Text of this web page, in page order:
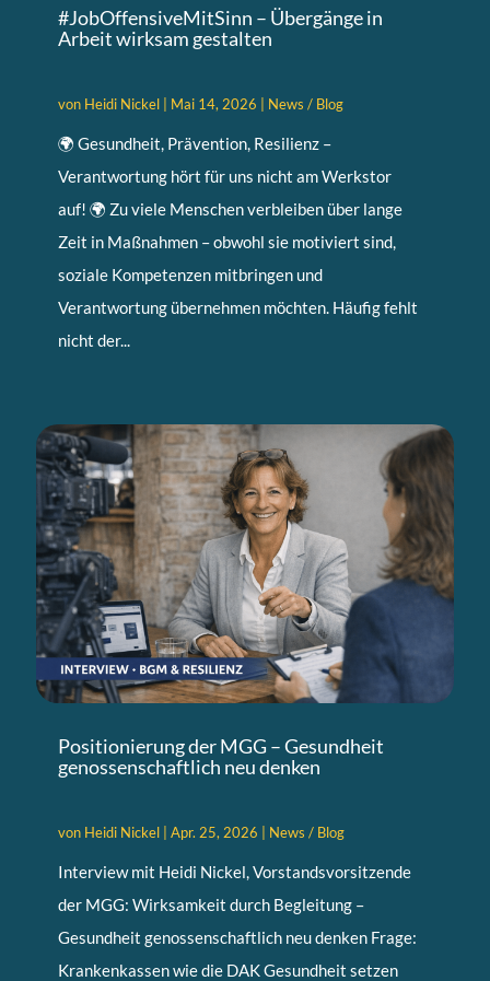
#JobOffensiveMitSinn – Übergänge in
Arbeit wirksam gestalten
von Heidi Nickel| Mai 14, 2026 News / Blog
🌍 Gesundheit, Prävention, Resilienz –
Verantwortung hört für uns nicht am Werkstor
auf! 🌍 Zu viele Menschen verbleiben über lange
Zeit in Maßnahmen – obwohl sie motiviert sind,
soziale Kompetenzen mitbringen und
Verantwortung übernehmen möchten. Häufig fehlt
nicht der...
Positionierung der MGG – Gesundheit
genossenschaftlich neu denken
von Heidi Nickel| Apr. 25, 2026 News / Blog
Interview mit Heidi Nickel, Vorstandsvorsitzende
der MGG: Wirksamkeit durch Begleitung –
Gesundheit genossenschaftlich neu denken Frage:
Krankenkassen wie die DAK Gesundheit setzen